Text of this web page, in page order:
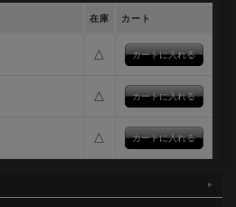
在庫 カート
△
△
△